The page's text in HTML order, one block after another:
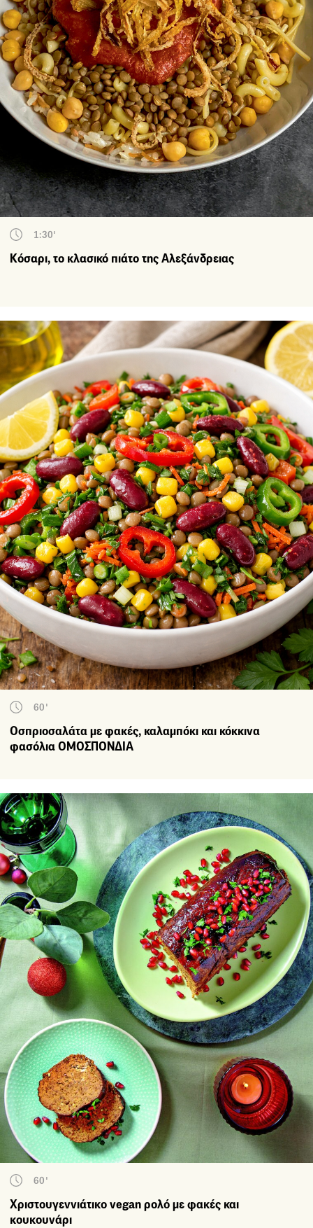
1:30'
Κόσαρι, το κλασικό πιάτο της Αλεξάνδρειας
60'
Οσπριοσαλάτα με φακές, καλαμπόκι και κόκκινα
φασόλια ΟΜΟΣΠΟΝΔΙΑ
60'
Χριστουγεννιάτικο vegan ρολό με φακές και
κουκουνάρι